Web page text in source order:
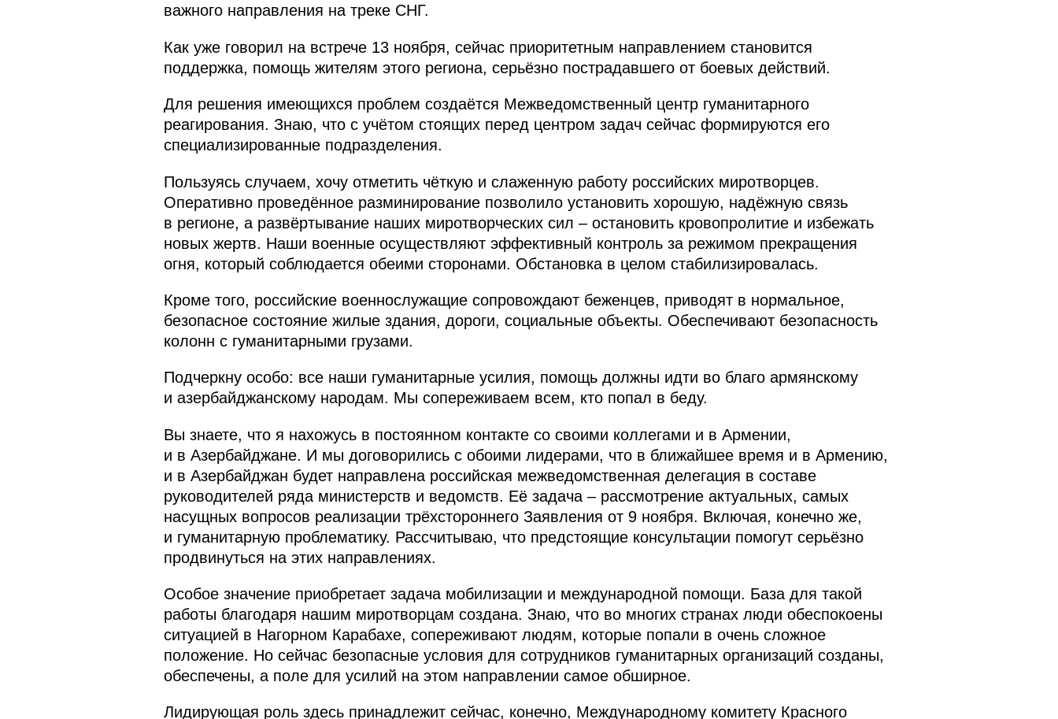
важного направления на треке СНГ.
Как уже говорил на встрече 13 ноября, сейчас приоритетным направлением становится
поддержка, помощь жителям этого региона, серьёзно пострадавшего от боевых действий.
Для решения имеющихся проблем создаётся Межведомственный центр гуманитарного
реагирования. Знаю, что с учётом стоящих перед центром задач сейчас формируются его
специализированные подразделения.
Пользуясь случаем, хочу отметить чёткую и слаженную работу российских миротворцев.
Оперативно проведённое разминирование позволило установить хорошую, надёжную связь
в регионе, а развёртывание наших миротворческих сил – остановить кровопролитие и избежать
новых жертв. Наши военные осуществляют эффективный контроль за режимом прекращения
огня, который соблюдается обеими сторонами. Обстановка в целом стабилизировалась.
Кроме того, российские военнослужащие сопровождают беженцев, приводят в нормальное,
безопасное состояние жилые здания, дороги, социальные объекты. Обеспечивают безопасность
колонн с гуманитарными грузами.
Подчеркну особо: все наши гуманитарные усилия, помощь должны идти во благо армянскому
и азербайджанскому народам. Мы сопереживаем всем, кто попал в беду.
Вы знаете, что я нахожусь в постоянном контакте со своими коллегами и в Армении,
и в Азербайджане. И мы договорились с обоими лидерами, что в ближайшее время и в Армению,
и в Азербайджан будет направлена российская межведомственная делегация в составе
руководителей ряда министерств и ведомств. Её задача – рассмотрение актуальных, самых
насущных вопросов реализации трёхстороннего Заявления от 9 ноября. Включая, конечно же,
и гуманитарную проблематику. Рассчитываю, что предстоящие консультации помогут серьёзно
продвинуться на этих направлениях.
Особое значение приобретает задача мобилизации и международной помощи. База для такой
работы благодаря нашим миротворцам создана. Знаю, что во многих странах люди обеспокоены
ситуацией в Нагорном Карабахе, сопереживают людям, которые попали в очень сложное
положение. Но сейчас безопасные условия для сотрудников гуманитарных организаций созданы,
обеспечены, а поле для усилий на этом направлении самое обширное.
Лидирующая роль здесь принадлежит сейчас, конечно, Международному комитету Красного